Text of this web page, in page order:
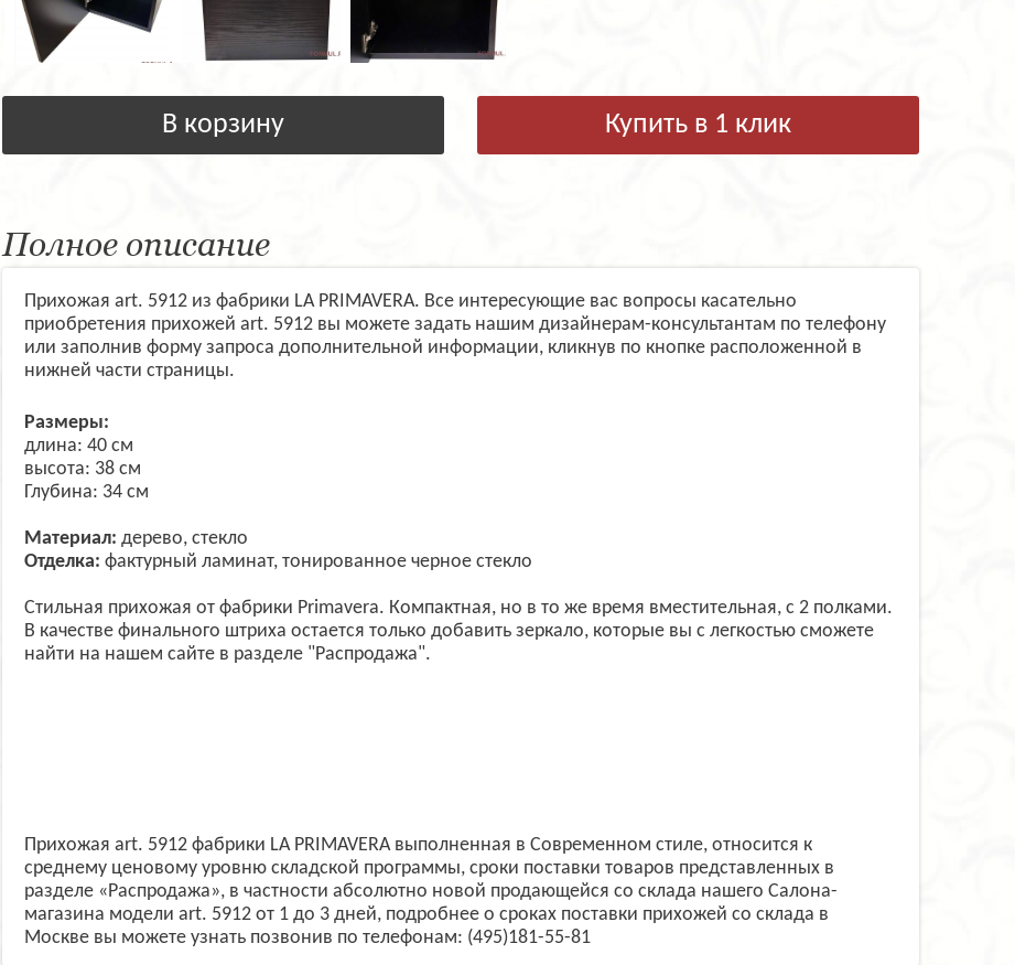
В корзину Купить в 1 клик
Полное описание
Прихожая art. 5912 из фабрики LA PRIMAVERA. Все интересующие вас вопросы касательно
приобретения прихожей art. 5912 вы можете задать нашим дизайнерам-консультантам по телефону
или заполнив форму запроса дополнительной информации, кликнув по кнопке расположенной в
нижней части страницы.
Размеры:
длина: 40 см
высота: 38 см
Глубина: 34 см
Материал: дерево, стекло
Отделка: фактурный ламинат, тонированное черное стекло
Стильная прихожая от фабрики Primavera. Компактная, но в то же время вместительная, с 2 полками.
В качестве финального штриха остается только добавить зеркало, которые вы с легкостью сможете
найти на нашем сайте в разделе "Распродажа".
Прихожая art. 5912 фабрики LA PRIMAVERA выполненная в Современном стиле, относится к
среднему ценовому уровню складской программы, сроки поставки товаров представленных в
разделе «Распродажа», в частности абсолютно новой продающейся со склада нашего Салона-
магазина модели art. 5912 от 1 до 3 дней, подробнее о сроках поставки прихожей со склада в
Москве вы можете узнать позвонив по телефонам: (495)181-55-81